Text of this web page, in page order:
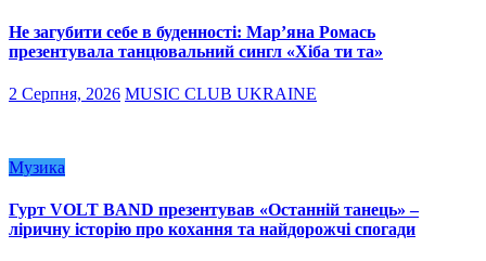
Не загубити себе в буденності: Мар’яна Ромась
презентувала танцювальний сингл «Хіба ти та»
2 Серпня, 2026 MUSIC CLUB UKRAINE
Музика
Гурт VOLT BAND презентував «Останній танець» –
ліричну історію про кохання та найдорожчі спогади